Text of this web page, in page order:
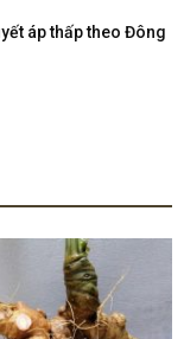
áp thấp theo Đông